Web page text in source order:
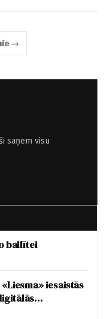
→
saņem visu
ballītei
iesaistās
projektā